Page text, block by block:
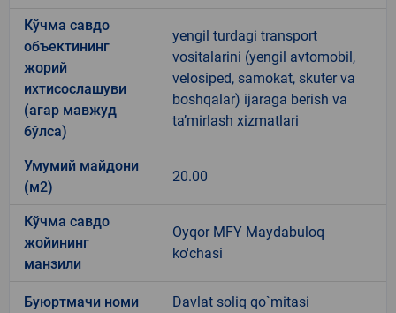
Кўчма савдо
объектининг
жорий
ихтисослашуви
(агар мавжуд
бўлса)
yengil turdagi transport
vositalarini (yengil avtomobil,
velosiped, samokat, skuter va
boshqalar) ijaraga berish va
taʼmirlash xizmatlari
Умумий майдони
(м2)
20.00
Кўчма савдо
жойининг
манзили
Oyqor MFY Maydabuloq
ko'chasi
Буюртмачи номи Davlat soliq qo`mitasi